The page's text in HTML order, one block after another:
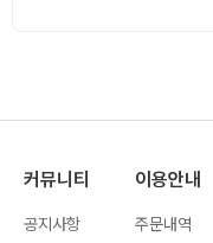
커뮤니티
공지사항
이용안내
주문내역